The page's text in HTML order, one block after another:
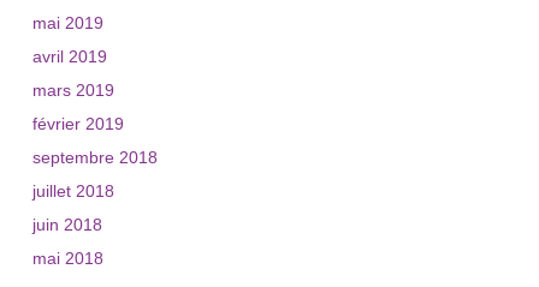
mai 2019
avril 2019
mars 2019
février 2019
septembre 2018
juillet 2018
juin 2018
mai 2018